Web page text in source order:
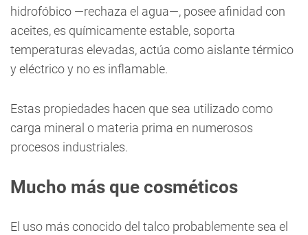
hidrofóbico —rechaza el agua—, posee afinidad con
aceites, es químicamente estable, soporta
temperaturas elevadas, actúa como aislante térmico
y eléctrico y no es inflamable.
Estas propiedades hacen que sea utilizado como
carga mineral o materia prima en numerosos
procesos industriales.
Mucho más que cosméticos
El uso más conocido del talco probablemente sea el